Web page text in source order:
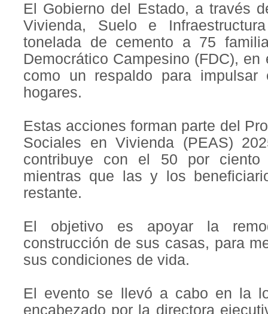
El Gobierno del Estado, a través
Vivienda, Suelo e
tonelada de cemento a 75
Democrático Campesino (FDC),
como un respaldo para impulsar
hogares.
Estas acciones forman parte del
Sociales en Vivienda (PEAS)
contribuye con el 50 por
mientras que las y los
restante.
El objetivo es apoyar la
construcción de sus casas, para
sus condiciones de vida.
El evento se llevó a cabo en la
encabezado por la directora